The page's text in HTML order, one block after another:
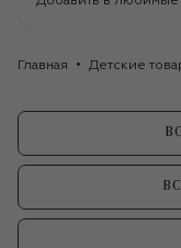
Главная Детские